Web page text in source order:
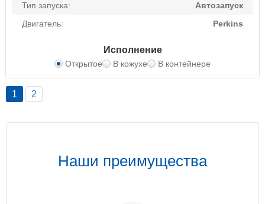
Тип запуска:
Автозапуск
Двигатель:
Perkins
Исполнение
Открытое В кожухе В контейнере
1 2
Наши преимущества